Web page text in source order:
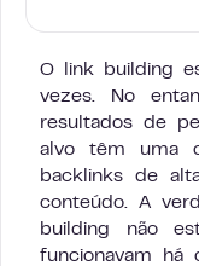
O link building
vezes. No
resultados de
alvo têm uma
backlinks de
conteúdo. A
building não
funcionavam há